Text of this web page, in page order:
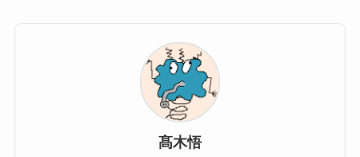
髙木悟